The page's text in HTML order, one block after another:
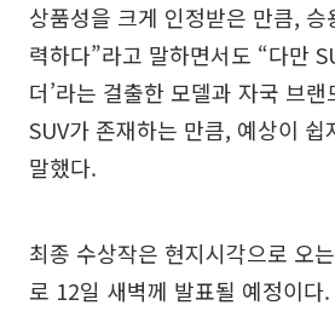
상품성을 크게 인정받은 만큼,
력하다”라고 말하면서도 “다만
더’라는 걸출한 모델과 자국 브
SUV가 존재하는 만큼, 예상이 쉽
말했다.
최종 수상작은 현지시각으로 오
로 12일 새벽께 발표될 예정이다.